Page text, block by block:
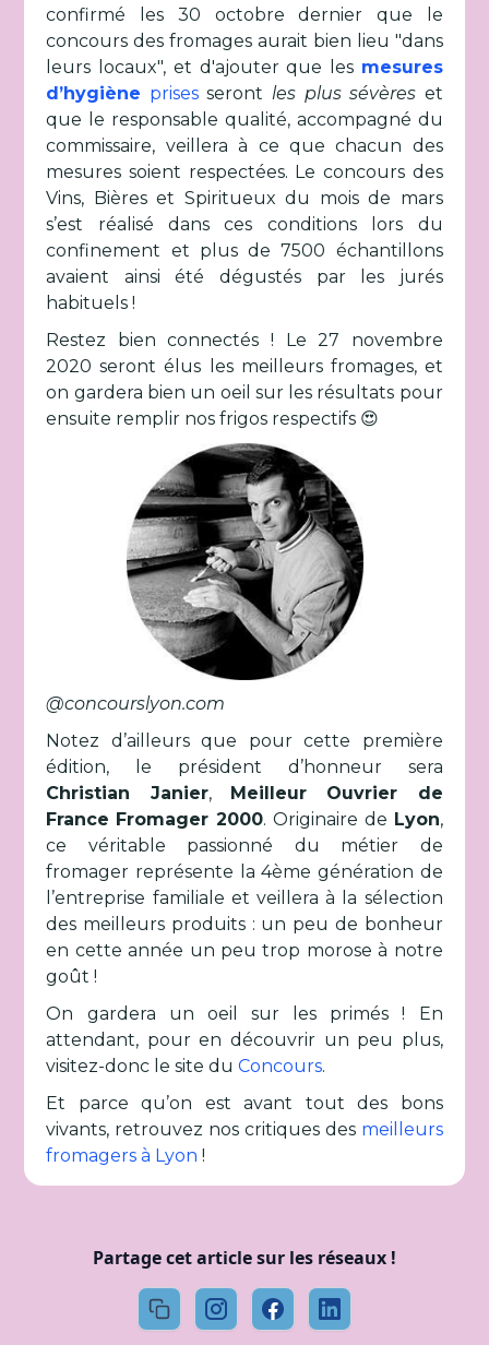
confirmé les 30 octobre dernier que le
concours des fromages aurait bien lieu "dans
leurs locaux", et d'ajouter que les mesures
d’hygiène prisesseront les plus sévères et
que le responsable qualité, accompagné du
commissaire, veillera à ce que chacun des
mesures soient respectées. Le concours des
Vins, Bières et Spiritueux du mois de mars
s’est réalisé dans ces conditions lors du
confinement et plus de 7500 échantillons
avaient ainsi été dégustés par les jurés
habituels !
Restez bien connectés ! Le 27 novembre
2020 seront élus les meilleurs fromages, et
on gardera bien un oeil sur les résultats pour
ensuite remplir nos frigos respectifs 😍
@concourslyon.com
Notez d’ailleurs que pour cette première
édition, le président d’honneur sera
Christian Janier, Meilleur Ouvrier de
France Fromager 2000. Originaire de Lyon,
ce véritable passionné du métier de
fromager représente la 4ème génération de
l’entreprise familiale et veillera à la sélection
des meilleurs produits : un peu de bonheur
en cette année un peu trop morose à notre
goût !
On gardera un oeil sur les primés ! En
attendant, pour en découvrir un peu plus,
visitez-donc le site duConcours.
Et parce qu’on est avant tout des bons
vivants, retrouvez nos critiques des meilleurs
fromagers à Lyon !
Partage cet article sur les réseaux !